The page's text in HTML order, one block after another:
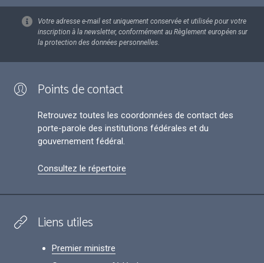
Votre adresse e-mail est uniquement conservée et utilisée pour votre
inscription à la newsletter, conformément au Règlement européen sur
la protection des données personnelles.
Points de contact
Retrouvez toutes les coordonnées de contact des
porte-parole des institutions fédérales et du
gouvernement fédéral.
Consultez le répertoire
Liens utiles
Premier ministre